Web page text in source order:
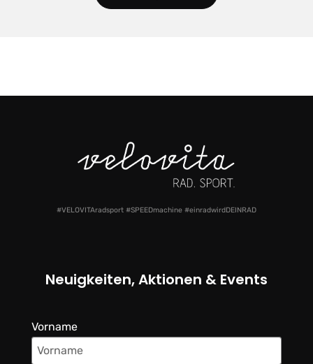
#VELOVITAradsport #SPEEDmachine #einradwirdDEINRAD
Neuigkeiten, Aktionen & Events
Vorname